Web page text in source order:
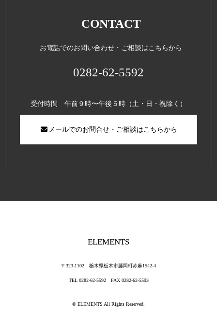
CONTACT
お電話でのお問い合わせ・ご相談はこちらから
0282-62-5592
受付時間 午前９時〜午後５時（土・日・祝除く）
メールでのお問合せ・ご相談はこちらから
ELEMENTS
〒323-1102 栃木県栃木市藤岡町赤麻1542-4
TEL 0282-62-5592 FAX 0282-62-5593
© ELEMENTS All Rights Reserved.